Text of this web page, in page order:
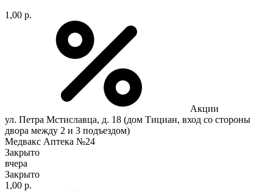
1,00 р.
Акции
ул. Петра Мстиславца, д. 18 (дом Тициан, вход со стороны
двора между 2 и 3 подъездом)
Медвакс Аптека №24
Закрыто
вчера
Закрыто
1,00 р.